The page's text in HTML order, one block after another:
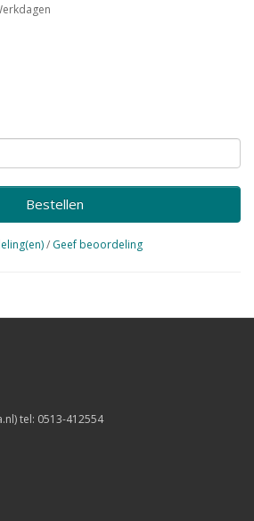
Bestellen
/ Geef beoordeling
tel: 0513-412554